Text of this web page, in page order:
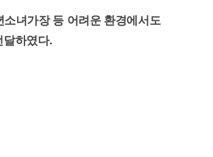
소녀가장 등 어려운 환경에서도
달하였다.